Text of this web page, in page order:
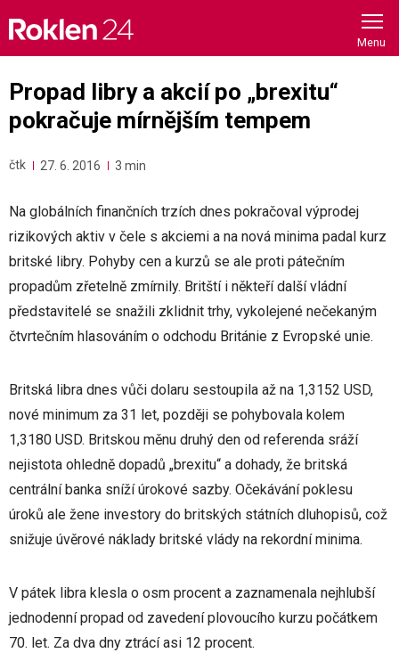
content
Propad libry a akcií po „brexitu“
pokračuje mírnějším tempem
čtk 27. 6. 2016 3 min
Na globálních finančních trzích dnes pokračoval výprodej
rizikových aktiv v čele s akciemi a na nová minima padal kurz
britské libry. Pohyby cen a kurzů se ale proti pátečním
propadům zřetelně zmírnily. Britští i někteří další vládní
představitelé se snažili zklidnit trhy, vykolejené nečekaným
čtvrtečním hlasováním o odchodu Británie z Evropské unie.
Britská libra dnes vůči dolaru sestoupila až na 1,3152 USD,
nové minimum za 31 let, později se pohybovala kolem
1,3180 USD. Britskou měnu druhý den od referenda sráží
nejistota ohledně dopadů „brexitu“ a dohady, že britská
centrální banka sníží úrokové sazby. Očekávání poklesu
úroků ale žene investory do britských státních dluhopisů, což
snižuje úvěrové náklady britské vlády na rekordní minima.
V pátek libra klesla o osm procent a zaznamenala nejhlubší
jednodenní propad od zavedení plovoucího kurzu počátkem
70. let. Za dva dny ztrácí asi 12 procent.